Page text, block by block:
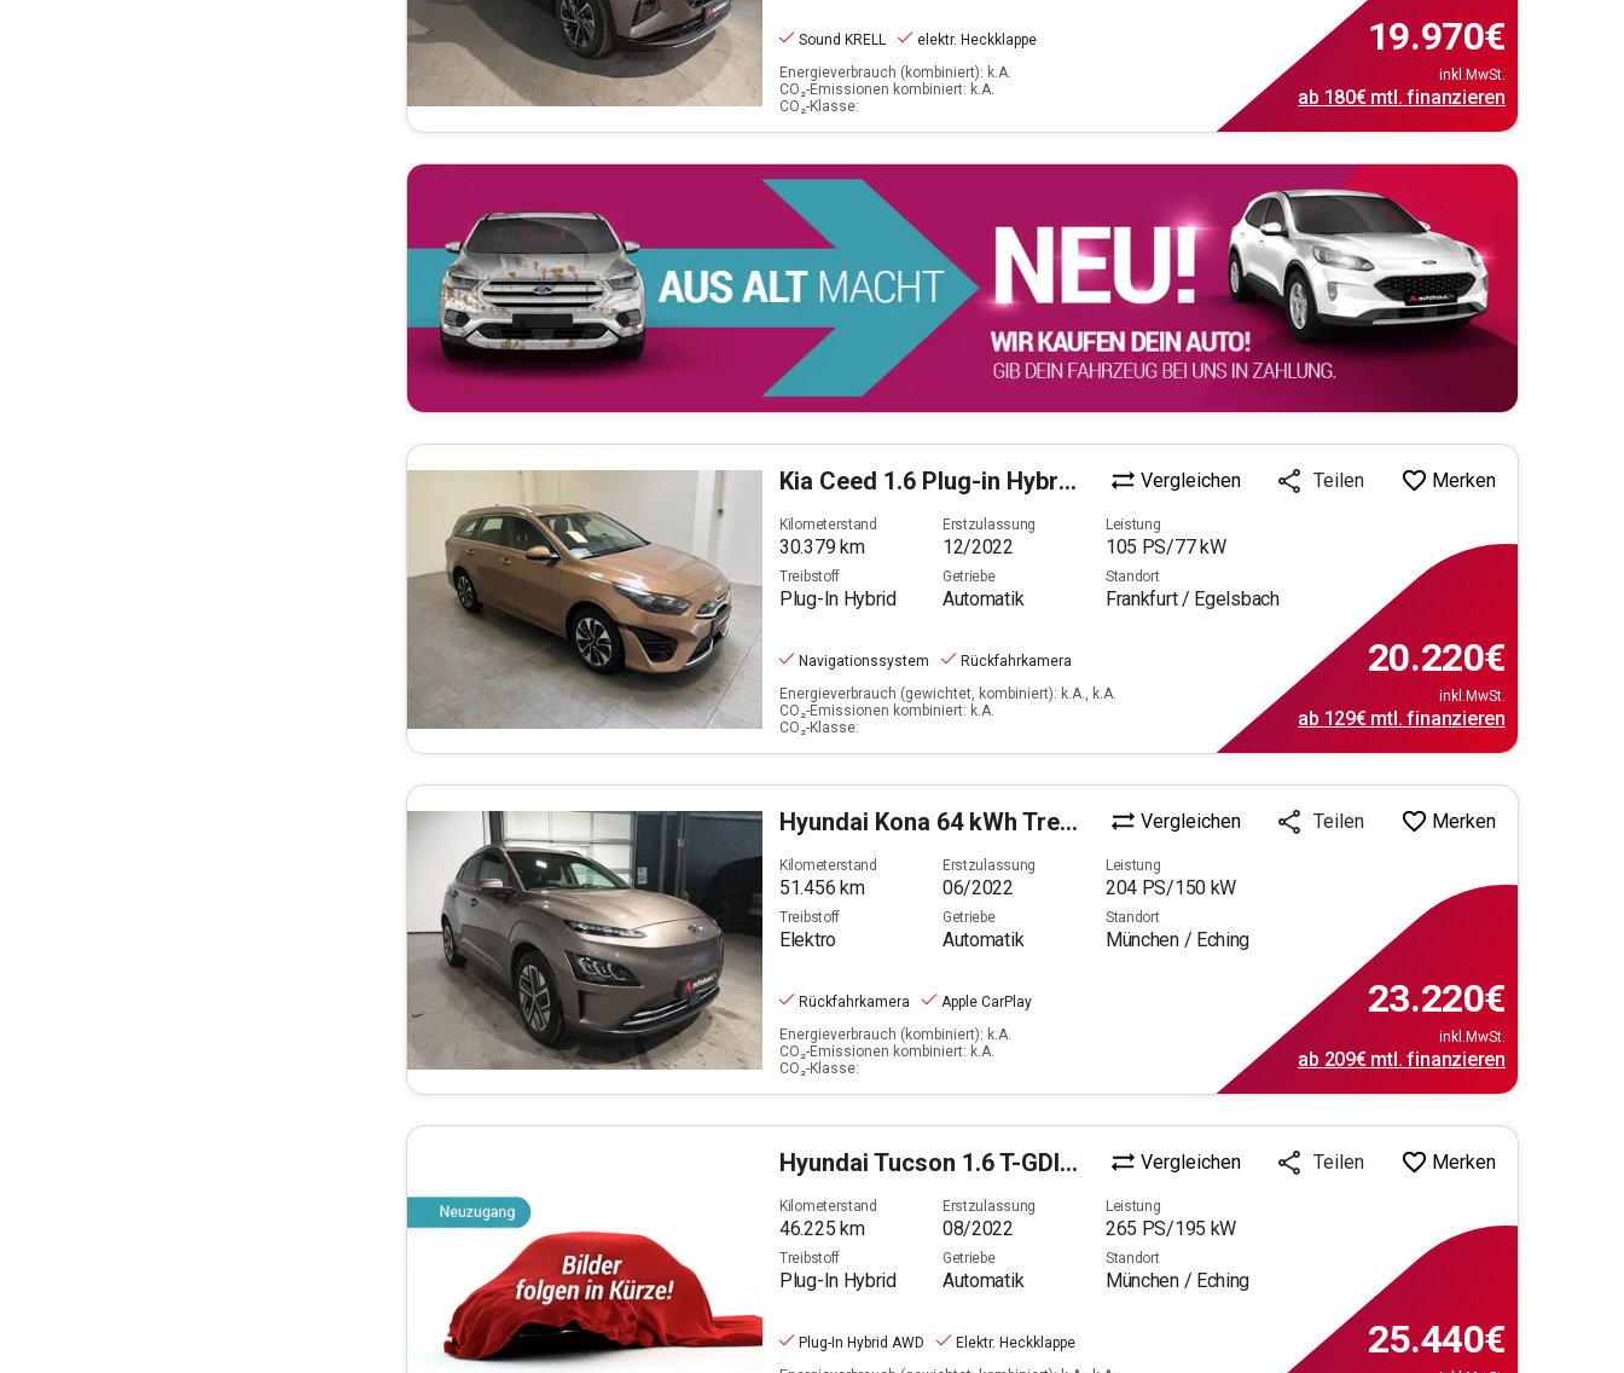
Sound KRELL
elektr. Heckklappe
Energieverbrauch (kombiniert): k.A.
CO₂-Emissionen kombiniert: k.A.
CO₂-Klasse:
19.970€
inkl.MwSt.
ab 180€mtl. finanzieren
Kia Ceed 1.6 Plug-in Hybrid Vision (EURO 6d) Vergleichen Teilen Merken
Kilometerstand
30.379km
Erstzulassung
12/2022
Leistung
105 PS/77kW
Treibstoff
Plug-In Hybrid
Getriebe
Automatik
Standort
Frankfurt / Egelsbach
Navigationssystem
Rückfahrkamera
Energieverbrauch (gewichtet, kombiniert): k.A., k.A.
CO₂-Emissionen kombiniert: k.A.
CO₂-Klasse:
20.220€
inkl.MwSt.
ab 129€mtl. finanzieren
Hyundai Kona 64 kWh Trend-Paket Elektro 2WD Vergleichen Teilen Merken
Kilometerstand
51.456 km
Erstzulassung
06/2022
Leistung
204 PS/150 kW
Treibstoff
Elektro
Getriebe
Automatik
Standort
München / Eching
Rückfahrkamera
Apple CarPlay
Energieverbrauch (kombiniert): k.A.
CO₂-Emissionen kombiniert: k.A.
CO₂-Klasse:
23.220€
inkl.MwSt.
ab 209€mtl. finanzieren
Hyundai Tucson 1.6 T-GDI Trend Plug-In Hybrid 4WD (E6d) Vergleichen Teilen Merken
Kilometerstand
46.225 km
Erstzulassung
08/2022
Leistung
265 PS/195 kW
Treibstoff
Plug-In Hybrid
Getriebe
Automatik
Standort
München / Eching
Plug-In Hybrid AWD
Elektr. Heckklappe
25.440€